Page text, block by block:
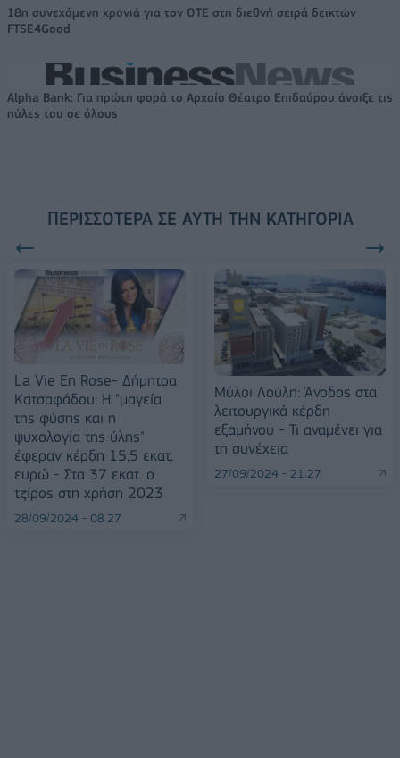
18η συνεχόμενη χρονιά για τον ΟΤΕ στη διεθνή σειρά δεικτών
FTSE4Good
Alpha Bank: Για πρώτη φορά το Αρχαίο Θέατρο Επιδαύρου άνοιξε τις
πύλες του σε όλους
ΠΕΡΙΣΣΌΤΕΡΑ ΣΕ ΑΥΤΉ ΤΗΝ ΚΑΤΗΓΟΡΊΑ
La Vie En Rose- Δήμητρα
Κατσαφάδου: Η "μαγεία
της φύσης και η
ψυχολογία της ύλης"
έφεραν κέρδη 15,5 εκατ.
ευρώ - Στα 37 εκατ. ο
τζίρος στη χρήση 2023
28/09/2024 - 08:27
Μύλοι Λούλη: Άνοδος στα
λειτουργικά κέρδη
εξαμήνου - Τι αναμένει για
τη συνέχεια
27/09/2024 - 21:27